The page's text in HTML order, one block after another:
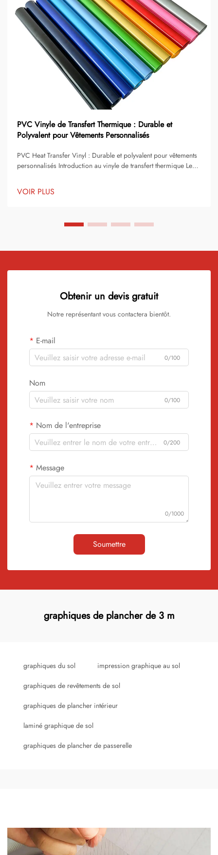
PVC Vinyle de Transfert Thermique : Durable et
Polyvalent pour Vêtements Personnalisés
PVC Heat Transfer Vinyl : Durable et polyvalent pour vêtements
personnalisés Introduction au vinyle de transfert thermique Le
plus populaires pour la décoration et la personnalisation de
vêtements. Il permet aux écoles, aux équipes sportives, aux
VOIR PLUS
Obtenir un devis gratuit
Notre représentant vous contactera bientôt.
E-mail
0/100
Nom
0/100
Nom de l'entreprise
0/200
Message
0/1000
Soumettre
graphiques de plancher de 3 m
graphiques du sol impression graphique au sol
graphiques de revêtements de sol
graphiques de plancher intérieur
laminé graphique de sol
graphiques de plancher de passerelle